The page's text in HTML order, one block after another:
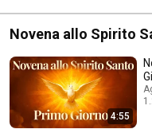
Novena allo Spirito
4:55